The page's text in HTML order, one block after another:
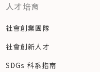
人才培育
社會創業團隊
社會創新人才
SDGs 科系指南